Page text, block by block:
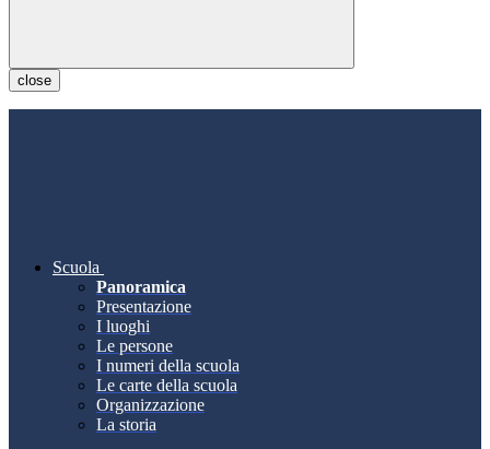
close
Scuola
Panoramica
Presentazione
I luoghi
Le persone
I numeri della scuola
Le carte della scuola
Organizzazione
La storia